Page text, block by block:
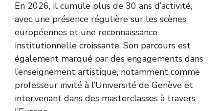
En 2026, il cumule plus de 30 ans d’activité,
avec une présence régulière sur les scènes
européennes et une reconnaissance
institutionnelle croissante. Son parcours est
également marqué par des engagements dans
l’enseignement artistique, notamment comme
professeur invité à l’Université de Genève et
intervenant dans des masterclasses à travers